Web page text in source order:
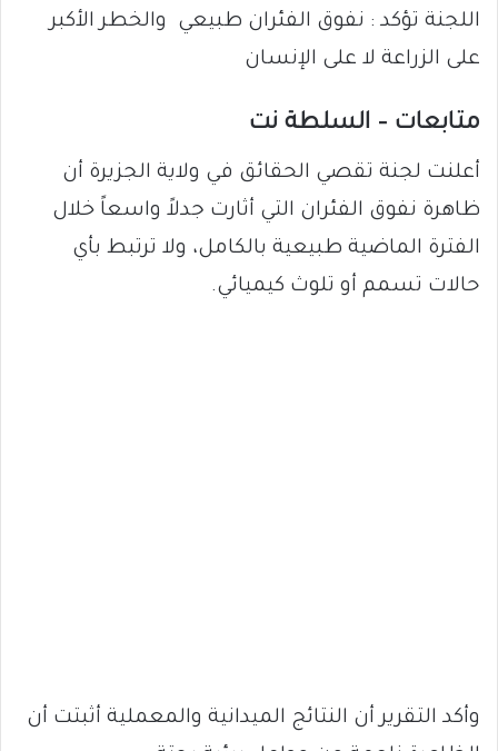
اللجنة تؤكد : نفوق الفئران طبيعي والخطر الأكبر
على الزراعة لا على الإنسان
متابعات – السلطة نت
أعلنت لجنة تقصي الحقائق في ولاية الجزيرة أن
ظاهرة نفوق الفئران التي أثارت جدلاً واسعاً خلال
الفترة الماضية طبيعية بالكامل، ولا ترتبط بأي
حالات تسمم أو تلوث كيميائي.
وأكد التقرير أن النتائج الميدانية والمعملية أثبتت أن